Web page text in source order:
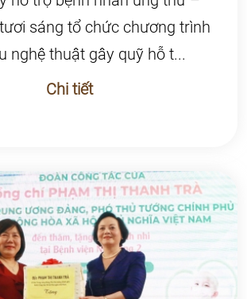
sáng tổ chức chương trình
nghệ thuật gây quỹ hỗ t...
Chi tiết